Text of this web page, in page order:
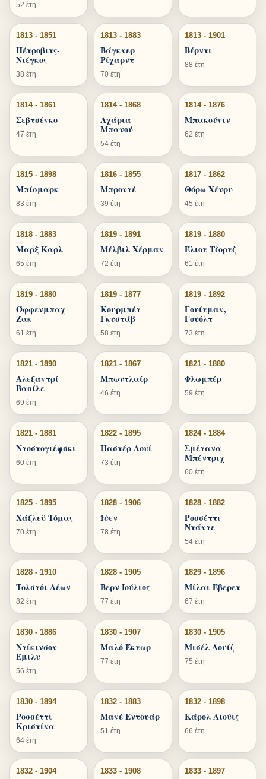
52 έτη
1813 - 1851
Πέτροβιτς-
Νιέγκος
38 έτη
1813 - 1883
Βάγκνερ
Ρίχαρντ
70 έτη
1813 - 1901
Βέρντι
88 έτη
1814 - 1861
Σεβτσένκο
47 έτη
1814 - 1868
Αχάρια
Μπανού
54 έτη
1814 - 1876
Μπακούνιν
62 έτη
1815 - 1898
Μπίσμαρκ
83 έτη
1816 - 1855
Μπροντέ
39 έτη
1817 - 1862
Θόρω Χένρυ
45 έτη
1818 - 1883
Μαρξ Καρλ
65 έτη
1819 - 1891
Μέλβιλ Χέρμαν
72 έτη
1819 - 1880
Έλιοτ Τζορτζ
61 έτη
1819 - 1880
Όφφενμπαχ
Ζακ
61 έτη
1819 - 1877
Κουρμπέτ
Γκυστάβ
58 έτη
1819 - 1892
Γουίτμαν,
Γουόλτ
73 έτη
1821 - 1890
Αλεξαντρί
Βασίλε
69 έτη
1821 - 1867
Μπωντλαίρ
46 έτη
1821 - 1880
Φλωμπέρ
59 έτη
1821 - 1881
Ντοστογιέφσκι
60 έτη
1822 - 1895
Παστέρ Λουί
73 έτη
1824 - 1884
Σμέτανα
Μπέντριχ
60 έτη
1825 - 1895
Χάξλεϋ Τόμας
70 έτη
1828 - 1906
Ίψεν
78 έτη
1828 - 1882
Ροσσέττι
Ντάντε
54 έτη
1828 - 1910
Τολστόι Λέων
82 έτη
1828 - 1905
Βερν Ιούλιος
77 έτη
1829 - 1896
Μίλαι Έβερετ
67 έτη
1830 - 1886
Ντίκινσον
Έμιλυ
56 έτη
1830 - 1907
Μαλό Έκτωρ
77 έτη
1830 - 1905
Μισέλ Λουίζ
75 έτη
1830 - 1894
Ροσσέττι
Κριστίνα
64 έτη
1832 - 1883
Μανέ Εντουάρ
51 έτη
1832 - 1898
Κάρολ Λιούις
66 έτη
1832 - 1904 1833 - 1908 1833 - 1897